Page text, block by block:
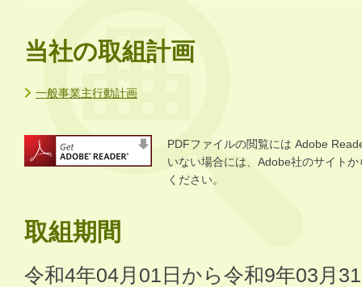
当社の取組計画
一般事業主行動計画
PDFファイルの閲覧には Adobe
いない場合には、Adobe社のサイト
ください。
取組期間
令和4年04月01日から令和9年03月